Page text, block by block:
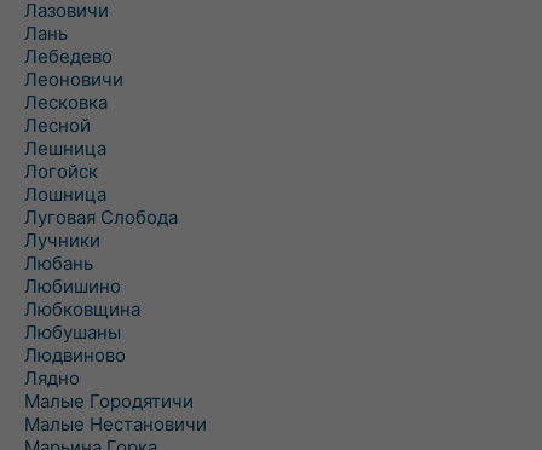
Лазовичи
Лань
Лебедево
Леоновичи
Лесковка
Лесной
Лешница
Логойск
Лошница
Луговая Слобода
Лучники
Любань
Любишино
Любковщина
Любушаны
Людвиново
Лядно
Малые Городятичи
Малые Нестановичи